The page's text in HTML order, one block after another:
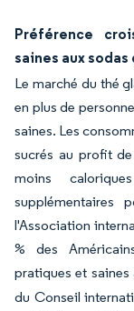
Préférence
saines aux
Le marché du thé
en plus de
saines. Les
sucrés au profit
moins
supplémentaires
l'Association
% des
pratiques et saines
du Conseil